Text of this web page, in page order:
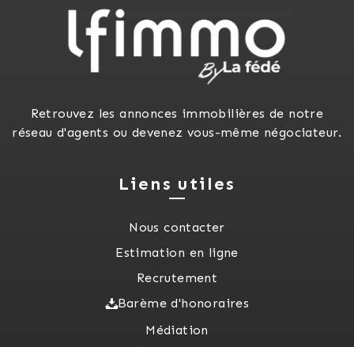
Retrouvez les annonces immobilières de notre
réseau d'agents ou devenez vous-même négociateur.
Liens utiles
Nous contacter
Estimation en ligne
Recrutement
Barème d'honoraires
Médiation